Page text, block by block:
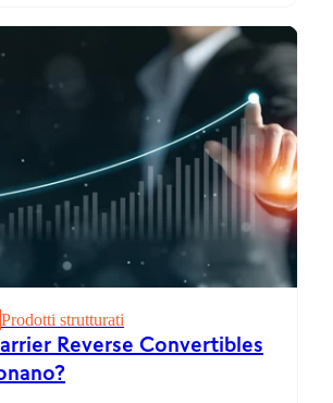
Prodotti strutturati
Reverse Convertibles